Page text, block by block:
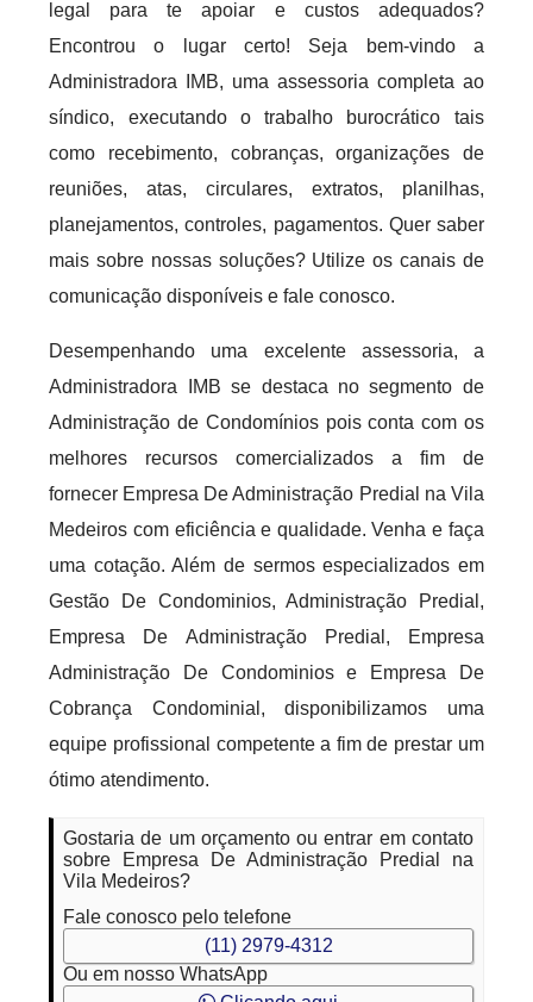
legal para te apoiar e custos adequados?
Encontrou o lugar certo! Seja bem-vindo a
Administradora IMB, uma assessoria completa ao
síndico, executando o trabalho burocrático tais
como recebimento, cobranças, organizações de
reuniões, atas, circulares, extratos, planilhas,
planejamentos, controles, pagamentos. Quer saber
mais sobre nossas soluções? Utilize os canais de
comunicação disponíveis e fale conosco.
Desempenhando uma excelente assessoria, a
Administradora IMB se destaca no segmento de
Administração de Condomínios pois conta com os
melhores recursos comercializados a fim de
fornecer Empresa De Administração Predial na Vila
Medeiros com eficiência e qualidade. Venha e faça
uma cotação. Além de sermos especializados em
Gestão De Condominios, Administração Predial,
Empresa De Administração Predial, Empresa
Administração De Condominios e Empresa De
Cobrança Condominial, disponibilizamos uma
equipe profissional competente a fim de prestar um
ótimo atendimento.
Gostaria de um orçamento ou entrar em contato
sobre Empresa De Administração Predial na
Vila Medeiros?
Fale conosco pelo telefone
(11) 2979-4312
Ou em nosso WhatsApp